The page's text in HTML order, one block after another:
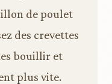
de poulet
des crevettes
bouillir et
plus vite.